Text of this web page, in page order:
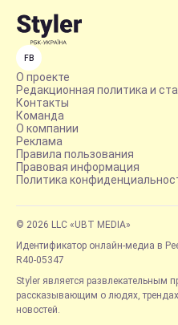
FB
О проекте
Редакционная политика и
Контакты
Команда
О компании
Реклама
Правила пользования
Правовая информация
Политика
© 2026 LLC «UBT MEDIA»
Идентификатор онлайн-медиа в
R40-05347
Styler является развлекательным
рассказывающим о людях, трендах
новостей.